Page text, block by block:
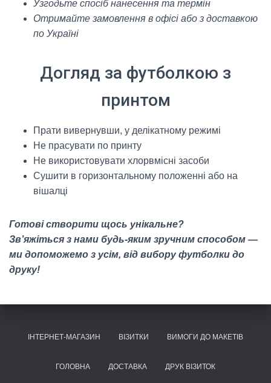
Узгодьте спосіб нанесення та термін
Отримайте замовлення в офісі або з доставкою
по Україні
Догляд за футболкою з
принтом
Прати вивернувши, у делікатному режимі
Не прасувати по принту
Не використовувати хлорвмісні засоби
Сушити в горизонтальному положенні або на
вішалці
Готові створити щось унікальне?
Зв’яжіться з нами будь-яким зручним способом —
ми допоможемо з усім, від вибору футболки до
друку!
ІНТЕРНЕТ-МАГАЗИН ВІЗИТКИ ВИМОГИ ДО МАКЕТІВ
ГОЛОВНА ДОСТАВКА ДРУК ВІЗИТОК